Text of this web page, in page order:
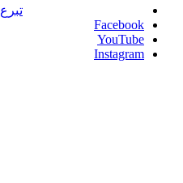
تبرع
Facebook
YouTube
Instagram